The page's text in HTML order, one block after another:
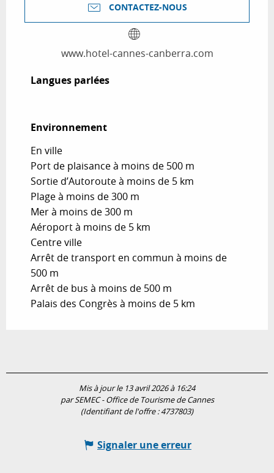
CONTACTEZ-NOUS
www.hotel-cannes-canberra.com
Langues parlées
Langues parlées
Environnement
Environnement
En ville
Port de plaisance à moins de 500 m
Sortie d’Autoroute à moins de 5 km
Plage à moins de 300 m
Mer à moins de 300 m
Aéroport à moins de 5 km
Centre ville
Arrêt de transport en commun à moins de
500 m
Arrêt de bus à moins de 500 m
Palais des Congrès à moins de 5 km
Mis à jour le 13 avril 2026 à 16:24
par SEMEC - Office de Tourisme de Cannes
(Identifiant de l'offre :4737803)
Signaler une erreur